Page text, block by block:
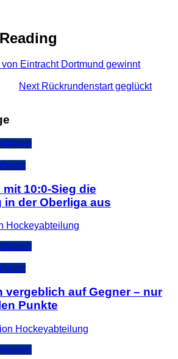
Eintracht Dortmund gewinnt
NextRückrundenstart geglückt
10:0-Sieg die
der Oberliga aus
Hockeyabteilung
vergeblich auf Gegner – nur
Punkte
Hockeyabteilung